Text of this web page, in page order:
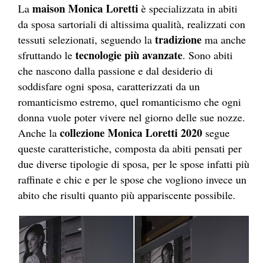
La maison Monica Loretti è specializzata in abiti
da sposa sartoriali di altissima qualità, realizzati con
tessuti selezionati, seguendo la tradizione ma anche
sfruttando le tecnologie più avanzate. Sono abiti
che nascono dalla passione e dal desiderio di
soddisfare ogni sposa, caratterizzati da un
romanticismo estremo, quel romanticismo che ogni
donna vuole poter vivere nel giorno delle sue nozze.
Anche la collezione Monica Loretti 2020 segue
queste caratteristiche, composta da abiti pensati per
due diverse tipologie di sposa, per le spose infatti più
raffinate e chic e per le spose che vogliono invece un
abito che risulti quanto più appariscente possibile.